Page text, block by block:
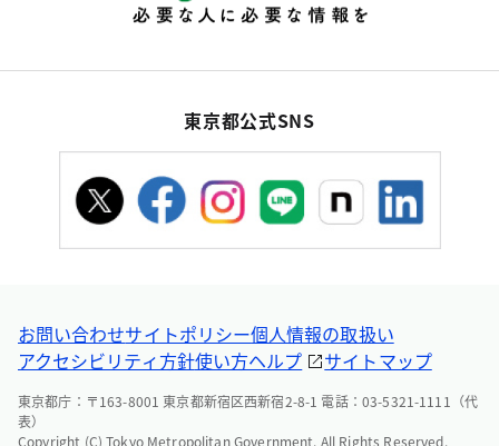
東京都公式SNS
お問い合わせサイトポリシー個人情報の取扱い
アクセシビリティ方針使い方ヘルプ サイトマップ
東京都庁：〒163-8001 東京都新宿区西新宿2-8-1 電話：03-5321-1111（代
表）
Copyright (C) Tokyo Metropolitan Government. All Rights Reserved.